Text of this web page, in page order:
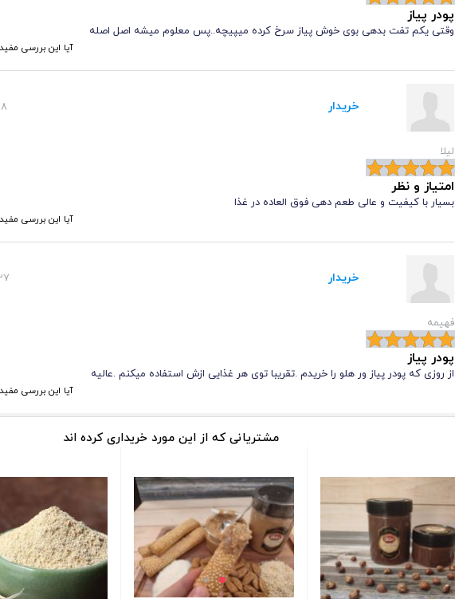
پودر پیاز
وقتی یکم تفت بدهی بوی خوش پیاز سرخ کرده میپیچه..پس معلوم میشه اصل اصله
آیا این بررسی
لیلا
خریدار
امتیاز و نظر
بسیار با کیفیت و عالی طعم دهی فوق العاده در غذا
آیا این بررسی
فهیمه
خریدار
پودر پیاز
از روزی که پودر پیاز ور هلو را خریدم .‌تقریبا توی هر غذایی ازش استفاده میکنم .‌عالیه
آیا این بررسی
مشتریانی که از این مورد خریداری کرده اند